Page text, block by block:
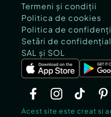
Termeni și condiții
Politica de cookies
Politica de
Setări de
SAL și SOL
Acest site este creat si